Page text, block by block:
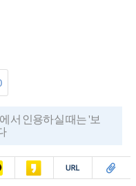
서 인용하실 때는 '보
카스 복사 스크랩